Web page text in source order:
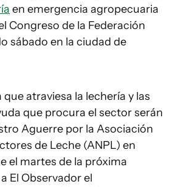
en emergencia agropecuaria
Congreso de la Federación
sábado en la ciudad de
atraviesa la lechería y las
que procura el sector serán
Aguerre por la Asociación
de Leche (ANPL) en
el martes de la próxima
El Observador el